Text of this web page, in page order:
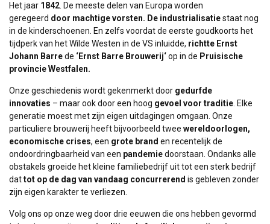
Het jaar 1842. De meeste delen van Europa worden
geregeerd door machtige vorsten. De industrialisatiestaat nog
in de kinderschoenen. En zelfs voordat de eerste goudkoorts het
tijdperk van het Wilde Westen in de VS inluidde, richtte Ernst
Johann Barrede ‘Ernst Barre Brouwerij‘op in de Pruisische
provincie Westfalen.
Onze geschiedenis wordt gekenmerkt door gedurfde
innovaties – maar ook door een hoog gevoel voor traditie. Elke
generatie moest met zijn eigen uitdagingen omgaan. Onze
particuliere brouwerij heeft bijvoorbeeld twee wereldoorlogen,
economische crises, een grote brand en recentelijk de
ondoordringbaarheid van een pandemiedoorstaan. Ondanks alle
obstakels groeide het kleine familiebedrijf uit tot een sterk bedrijf
dattot op de dag van vandaag concurrerend is gebleven zonder
zijn eigen karakter te verliezen.
Volg ons op onze weg door drie eeuwen die ons hebben gevormd